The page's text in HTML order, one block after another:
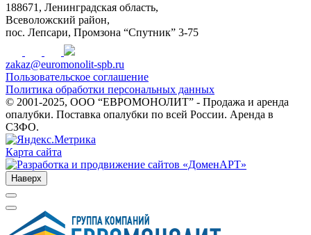
188671, Ленинградская область,
Всеволожский район,
пос. Лепсари, Промзона “Спутник” 3-75
zakaz@euromonolit-spb.ru
Пользовательское соглашение
Политика обработки персональных данных
© 2001-2025, ООО “ЕВРОМОНОЛИТ” - Продажа и аренда
опалубки. Поставка опалубки по всей России. Аренда в
СЗФО.
Карта сайта
Наверх